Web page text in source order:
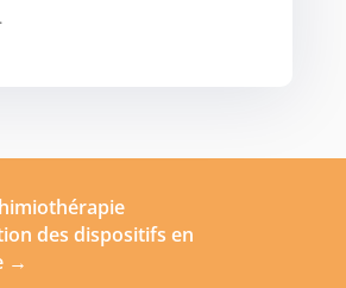
des dispositifs en
→